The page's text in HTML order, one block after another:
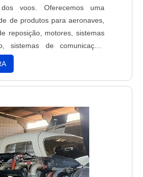
dos voos. Oferecemos uma
de produtos para aeronaves,
reposição, motores, sistemas
sistemas de comunicação,
de voo, sistemas de
de combustível, sistemas
sistemas de iluminação,
muito mais. Todos os nossos
aeronaves são fabricados
de alta qualidade e são
atender às mais rigorosas
Nossos produtos são
para garantir a